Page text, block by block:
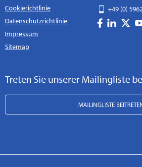
Cookierichtlinie
Datenschutzrichtlinie
Impressum
Sitemap
+49 (0)
Treten Sie unserer Mailingliste
MAILINGLISTE